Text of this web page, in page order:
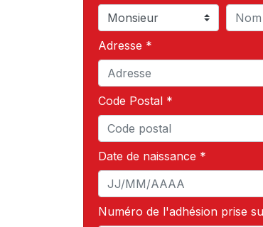
Adresse *
Code Postal *
Date de naissance *
Numéro de l'adhésion prise